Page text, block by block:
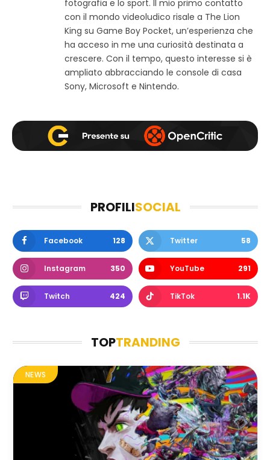
k
a
m
fotografia e lo sport. Il mio primo contatto
con il mondo videoludico risale a The Lion
King su Game Boy Pocket, un’esperienza che
ha acceso in me una curiosità destinata a
crescere. Con il tempo, questo interesse si è
ampliato abbracciando le console di casa
Sony, Microsoft e Nintendo.
PROFILISOCIAL
Facebook 128 Twitter 58
Instagram 350 YouTube 291
Twitch 424 TikTok 1.1K
TOPTRANDING
NEWS